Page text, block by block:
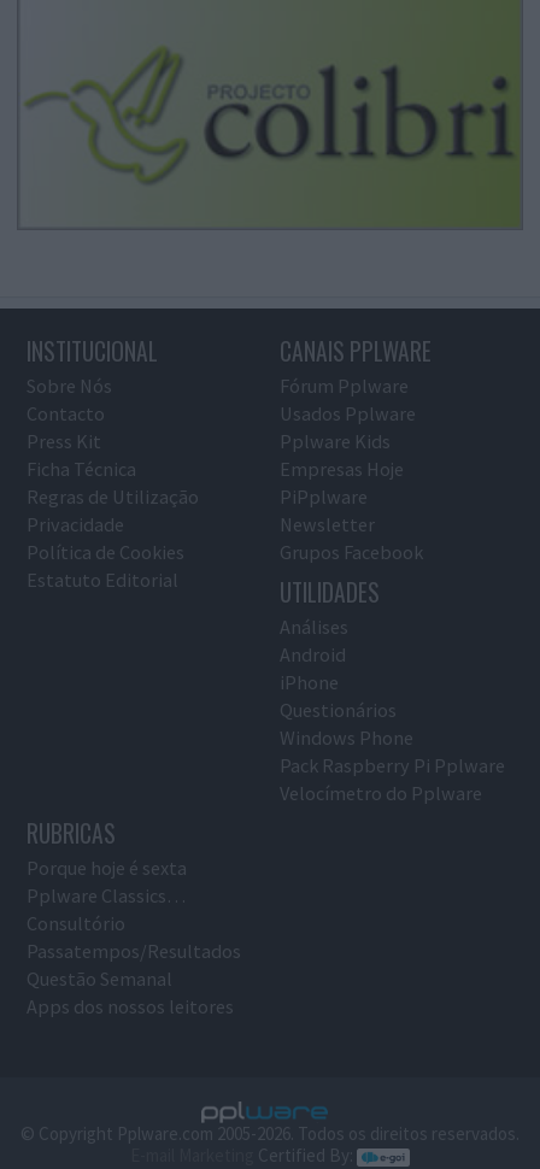
INSTITUCIONAL
Sobre Nós
Contacto
Press Kit
Ficha Técnica
Regras de Utilização
Privacidade
Política de Cookies
Estatuto Editorial
CANAIS PPLWARE
Fórum Pplware
Usados Pplware
Pplware Kids
Empresas Hoje
PiPplware
Newsletter
Grupos Facebook
UTILIDADES
Análises
Android
iPhone
Questionários
Windows Phone
Pack Raspberry Pi Pplware
Velocímetro do Pplware
RUBRICAS
Porque hoje é sexta
Pplware Classics…
Consultório
Passatempos/Resultados
Questão Semanal
Apps dos nossos leitores
© Copyright Pplware.com 2005-2026. Todos os direitos reservados.
Certified By: